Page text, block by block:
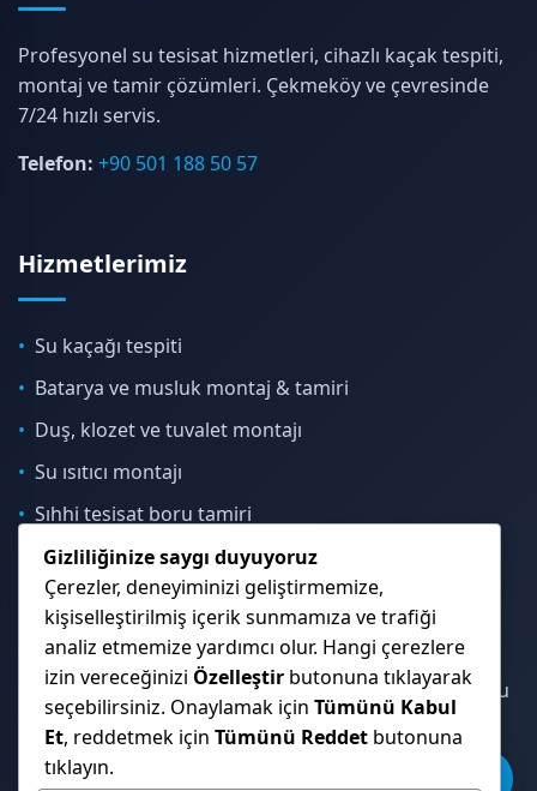
Profesyonel su tesisat hizmetleri, cihazlı kaçak tespiti,
montaj ve tamir çözümleri. Çekmeköy ve çevresinde
7/24 hızlı servis.
Telefon: +90 501 188 50 57
Hizmetlerimiz
Su kaçağı tespiti
Batarya ve musluk montaj & tamiri
Duş, klozet ve tuvalet montajı
Su ısıtıcı montajı
Sıhhi tesisat boru tamiri
İletişim & Konum
Çekmeköy, Sancaktepe, Ümraniye ve İstanbul Anadolu
Yakası genelinde hizmet veriyoruz.
Gizliliğinize saygı duyuyoruz
Çerezler, deneyiminizi geliştirmemize,
kişiselleştirilmiş içerik sunmamıza ve trafiği
analiz etmemize yardımcı olur. Hangi çerezlere
izin vereceğinizi Özelleştir butonuna tıklayarak
seçebilirsiniz. Onaylamak için Tümünü Kabul
Et, reddetmek için Tümünü Reddet butonuna
tıklayın.